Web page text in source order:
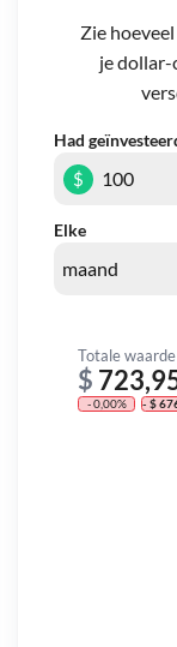
Zie
je dollar-
Had
Elke
$
Totale waarde
$
- 0,00% - $